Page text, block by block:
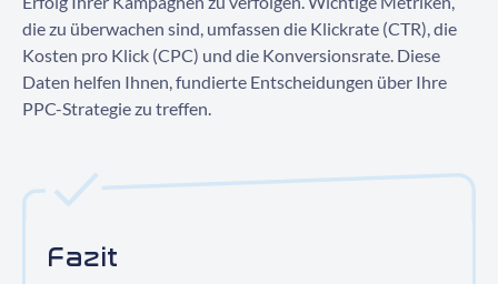
die zu überwachen sind, umfassen die Klickrate (CTR), die
Kosten pro Klick (CPC) und die Konversionsrate. Diese
Daten helfen Ihnen, fundierte Entscheidungen über Ihre
PPC-Strategie zu treffen.
Fazit